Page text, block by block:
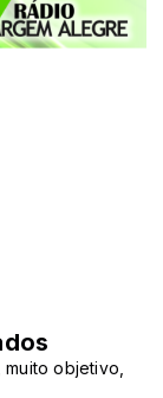
objetivo,